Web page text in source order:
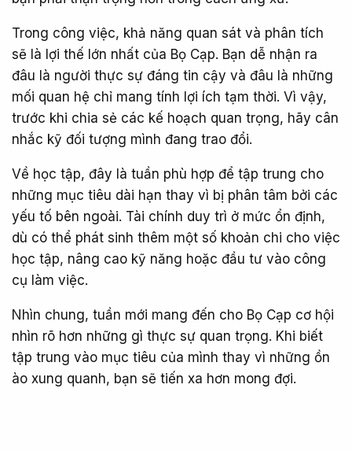
Trong công việc, khả năng quan sát và phân tích
sẽ là lợi thế lớn nhất của Bọ Cạp. Bạn dễ nhận ra
đâu là người thực sự đáng tin cậy và đâu là những
mối quan hệ chỉ mang tính lợi ích tạm thời. Vì vậy,
trước khi chia sẻ các kế hoạch quan trọng, hãy cân
nhắc kỹ đối tượng mình đang trao đổi.
Về học tập, đây là tuần phù hợp để tập trung cho
những mục tiêu dài hạn thay vì bị phân tâm bởi các
yếu tố bên ngoài. Tài chính duy trì ở mức ổn định,
dù có thể phát sinh thêm một số khoản chi cho việc
học tập, nâng cao kỹ năng hoặc đầu tư vào công
cụ làm việc.
Nhìn chung, tuần mới mang đến cho Bọ Cạp cơ hội
nhìn rõ hơn những gì thực sự quan trọng. Khi biết
tập trung vào mục tiêu của mình thay vì những ồn
ào xung quanh, bạn sẽ tiến xa hơn mong đợi.